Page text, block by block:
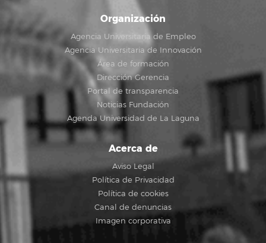
Organización
Agencia Universitaria de Empleo
Agencia Universitaria de Innovación
Área de formación
Dirección Gerencia
Portal de transparencia
Noticias Fundación
Agenda Universidad de La Laguna
Acerca de
Aviso Legal
Política de Privacidad
Política de cookies
Canal de denuncias
Imagen corporativa